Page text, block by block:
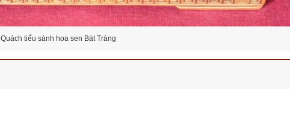
Quách tiểu sành hoa sen Bát Tràng